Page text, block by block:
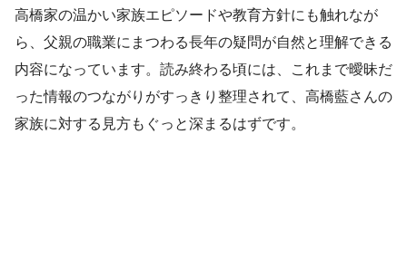
高橋家の温かい家族エピソードや教育方針にも触れなが
ら、父親の職業にまつわる長年の疑問が自然と理解できる
内容になっています。読み終わる頃には、これまで曖昧だ
った情報のつながりがすっきり整理されて、高橋藍さんの
家族に対する見方もぐっと深まるはずです。